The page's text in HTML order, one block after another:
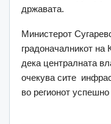
државата.
Министерот
градоначалникот на
дека централната
очекува сите
во регионот